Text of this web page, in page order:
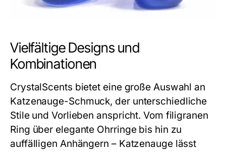
Vielfältige Designs und
Kombinationen
CrystalScents bietet eine große Auswahl an
Katzenauge-Schmuck, der unterschiedliche
Stile und Vorlieben anspricht. Vom filigranen
Ring über elegante Ohrringe bis hin zu
auffälligen Anhängern – Katzenauge lässt